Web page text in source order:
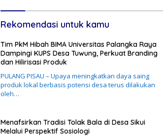
Rekomendasi untuk kamu
Tim PkM Hibah BIMA Universitas Palangka Raya
Dampingi KUPS Desa Tuwung, Perkuat Branding
dan Hilirisasi Produk
PULANG PISAU – Upaya meningkatkan daya saing
produk lokal berbasis potensi desa terus dilakukan
oleh…
Menafsirkan Tradisi Tolak Bala di Desa Sikui
Melalui Perspektif Sosiologi